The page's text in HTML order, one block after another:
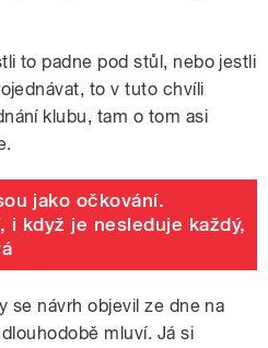
to padne pod stůl, nebo jestli
to v tuto chvíli
klubu, tam o tom asi
jako očkování.
i když je nesleduje každý,
se návrh objevil ze dne na
mluví. Já si